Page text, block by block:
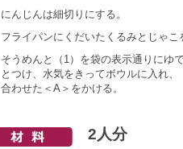
にんじんは細切りにする。
フライパンにくだいたくるみとじゃ
そうめんと（1）を袋の表示通りにゆ
とつけ、水気をきってボウルに入れ
合わせた＜A＞をかける。
2人分